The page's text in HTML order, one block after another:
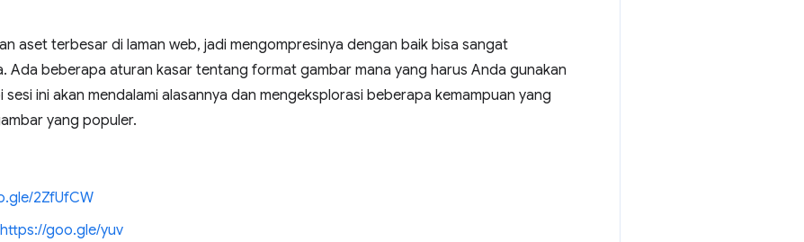
aset terbesar di laman web, jadi mengompresinya dengan baik bisa sangat
Ada beberapa aturan kasar tentang format gambar mana yang harus Anda gunakan
ini akan mendalami alasannya dan mengeksplorasi beberapa kemampuan yang
yang populer.
2ZfUfCW
https://goo.gle/yuv